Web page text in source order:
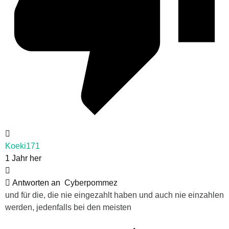
Koeki171
1 Jahr her
Antworten an Cyberpommez
und für die, die nie eingezahlt haben und auch nie einzahlen
werden, jedenfalls bei den meisten